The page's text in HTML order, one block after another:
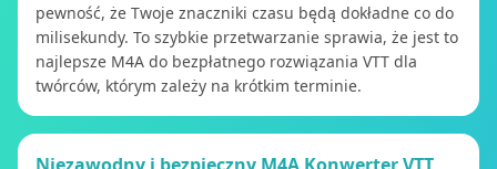
pewność, że Twoje znaczniki czasu będą dokładne co do
milisekundy. To szybkie przetwarzanie sprawia, że ​​jest to
najlepsze M4A do bezpłatnego rozwiązania VTT dla
twórców, którym zależy na krótkim terminie.
Niezawodny i bezpieczny M4A Konwerter VTT